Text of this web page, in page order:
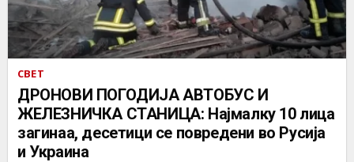
СВЕТ
ДРОНОВИ ПОГОДИЈА АВТОБУС И
ЖЕЛЕЗНИЧКА СТАНИЦА: Најмалку 10 лица
загинаа, десетици се повредени во Русија
и Украина